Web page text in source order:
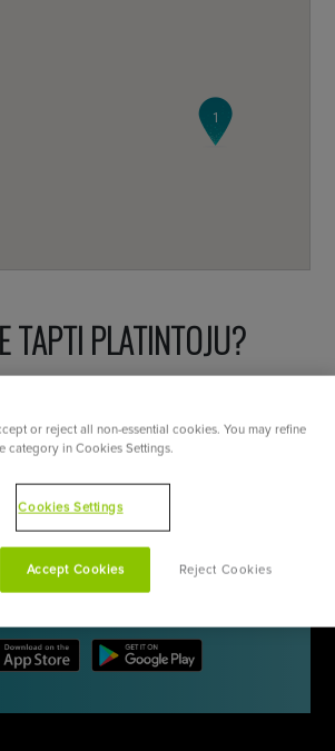
1
TAPTI PLATINTOJU?
ROYAL HORSE PROGRAMĖLĘ
IR PRITAIKYKITE
or reject all non-essential cookies. You may refine
category in Cookies Settings.
Cookies Settings
Reject Cookies
Accept Cookies